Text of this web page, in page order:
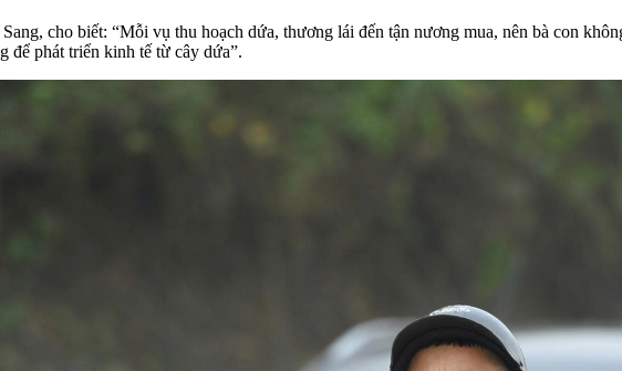
cho biết: “Mỗi vụ thu hoạch dứa, thương lái đến tận nương mua, nên bà con
để phát triển kinh tế từ cây dứa”.